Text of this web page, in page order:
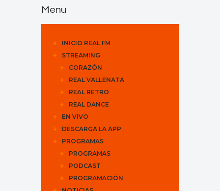
Menu
INICIO REAL FM
STREAMING
CORAZÓN
REAL VALLENATA
REAL RETRO
REAL DANCE
EN VIVO
DESCARGA LA APP
PROGRAMAS
PROGRAMAS
PODCAST
PROGRAMACIÓN